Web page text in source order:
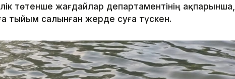
төтенше жағдайлар департаментінің ақпарынша,
тыйым салынған жерде суға түскен.